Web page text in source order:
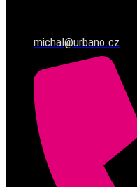
michal@urbano.cz